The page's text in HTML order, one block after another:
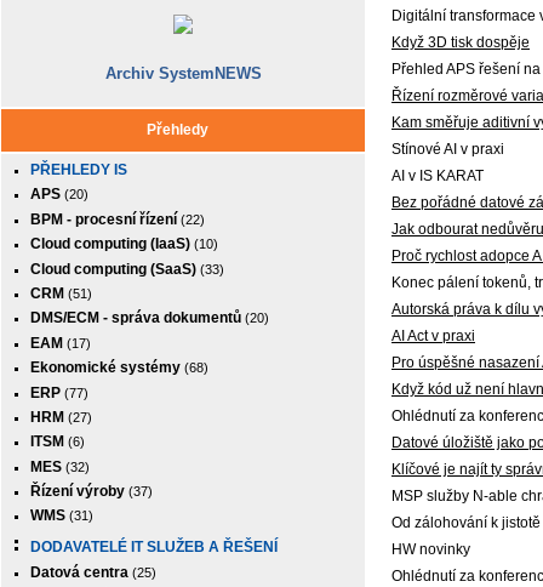
Archiv SystemNEWS
Přehledy
PŘEHLEDY IS
APS (20)
BPM - procesní řízení (22)
Cloud computing (IaaS) (10)
Cloud computing (SaaS) (33)
CRM (51)
DMS/ECM - správa dokumentů (20)
EAM (17)
Ekonomické systémy (68)
ERP (77)
HRM (27)
ITSM (6)
MES (32)
Řízení výroby (37)
WMS (31)
DODAVATELÉ IT SLUŽEB A ŘEŠENÍ
Datová centra (25)
Digitální transformace
Když 3D tisk dospěje
Přehled APS řešení
Řízení rozměrové
Kam směřuje aditivní
Stínové AI v praxi
AI v IS KARAT
Bez pořádné datové
Jak odbourat
Proč rychlost adopce
Konec pálení tokenů,
Autorská práva k dílu
AI Act v praxi
Pro úspěšné nasazení
Když kód už není
Ohlédnutí za
Datové úložiště jako
Klíčové je najít ty
MSP služby N-able
Od zálohování k
HW novinky
Ohlédnutí za